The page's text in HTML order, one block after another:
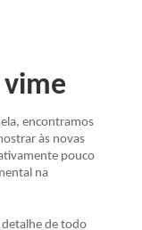
encontramos
às novas
pouco
na
detalhe de todo